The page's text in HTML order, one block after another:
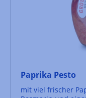
Paprika Pesto
mit viel frischer